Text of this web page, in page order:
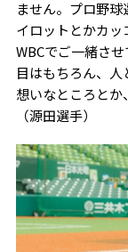
ません。プロ野
イロットとかカッ
WBCでご一緒さ
目はもちろん、
想いなところとか
（源田選手）